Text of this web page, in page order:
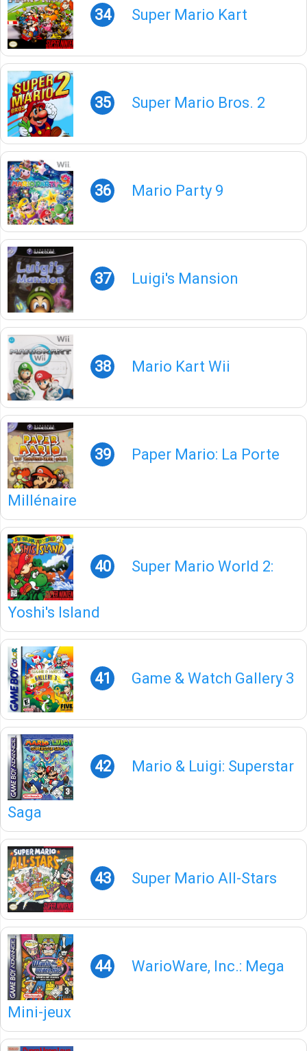
34 Super Mario Kart
35 Super Mario Bros. 2
36 Mario Party 9
37 Luigi's Mansion
38 Mario Kart Wii
39 Paper Mario: La Porte
Millénaire
40 Super Mario World 2:
Yoshi's Island
41 Game & Watch Gallery 3
42 Mario & Luigi: Superstar
Saga
43 Super Mario All-Stars
44 WarioWare, Inc.: Mega
Mini-jeux